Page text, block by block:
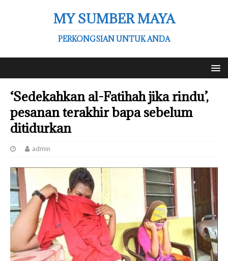
MY SUMBER MAYA
PERKONGSIAN UNTUK ANDA
‘Sedekahkan al-Fatihah jika rindu’,
pesanan terakhir bapa sebelum
ditidurkan
admin